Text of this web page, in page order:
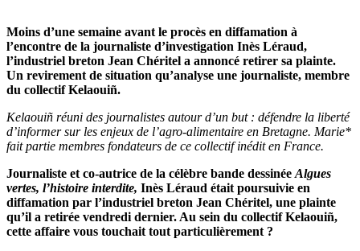
Moins d’une semaine avant le procès en diffamation à
l’encontre de la journaliste d’investigation Inès Léraud,
l’industriel breton Jean Chéritel a annoncé retirer sa plainte.
Un revirement de situation qu’analyse une journaliste, membre
du collectif Kelaouiñ.
Kelaouiñ réuni des journalistes autour d’un but : défendre la liberté
d’informer sur les enjeux de l’agro-alimentaire en Bretagne. Marie*
fait partie membres fondateurs de ce collectif inédit en France.
Journaliste et co-autrice de la célèbre bande dessinée Algues
vertes, l’histoire interdite, Inès Léraud était poursuivie en
diffamation par l’industriel breton Jean Chéritel, une plainte
qu’il a retirée vendredi dernier. Au sein du collectif Kelaouiñ,
cette affaire vous touchait tout particulièrement ?